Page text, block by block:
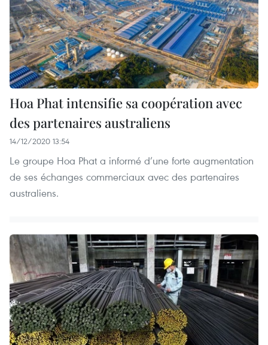
Hoa Phat intensifie sa coopération avec
des partenaires australiens
14/12/2020 13:54
Le groupe Hoa Phat a informé d’une forte augmentation
de ses échanges commerciaux avec des partenaires
australiens.